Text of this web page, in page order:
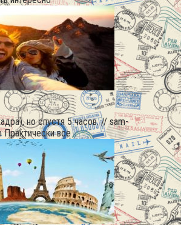
но спустя 5 часов. // sam-
Практически все